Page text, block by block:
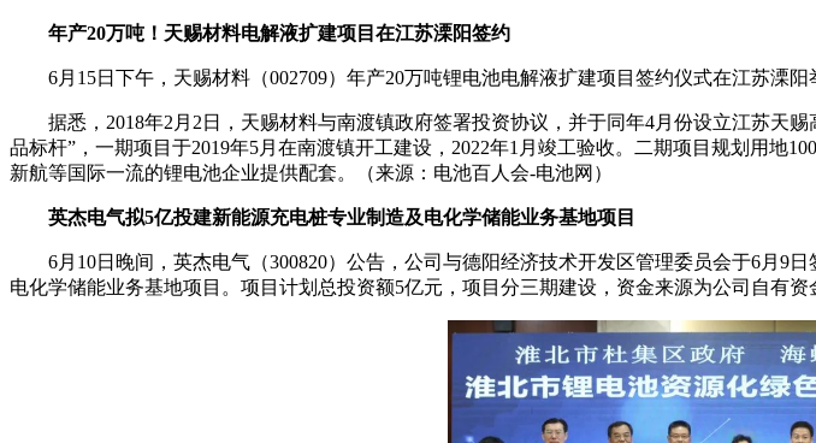
年产20万吨！天赐材料电解液扩建项目在江苏溧阳签约
6月15日下午，天赐材料（002709）年产20万吨锂电池电解液扩建项目签约仪式在江苏溧
据悉，2018年2月2日，天赐材料与南渡镇政府签署投资协议，并于同年4月份设立江苏天
品标杆”，一期项目于2019年5月在南渡镇开工建设，2022年1月竣工验收。二期项目规划用地
新航等国际一流的锂电池企业提供配套。（来源：电池百人会-电池网）
英杰电气拟5亿投建新能源充电桩专业制造及电化学储能业务基地项目
6月10日晚间，英杰电气（300820）公告，公司与德阳经济技术开发区管理委员会于6月9
电化学储能业务基地项目。项目计划总投资额5亿元，项目分三期建设，资金来源为公司自有资